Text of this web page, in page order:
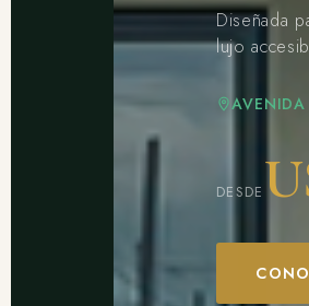
Diseñada
lujo
DESDE